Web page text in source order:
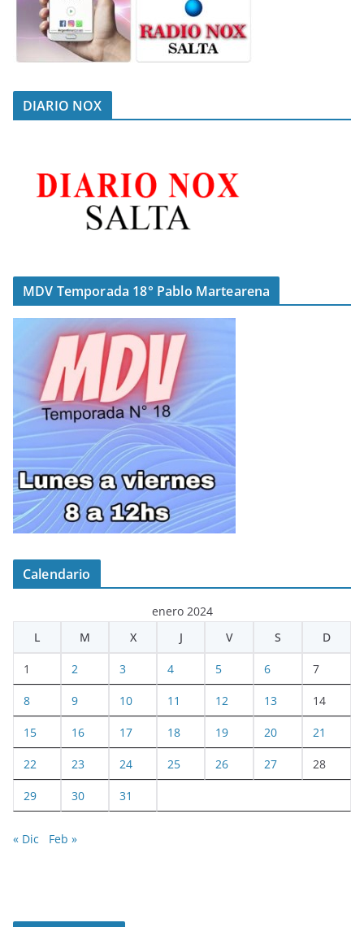
DIARIO NOX
MDV Temporada 18° Pablo Martearena
Calendario
enero 2024
L
M X J V S D
1 2 3 4 5 6 7
8 9 10 11 12 13 14
15 16 17 18 19 20 21
22 23 24 25 26 27 28
29 30 31
« Dic Feb »